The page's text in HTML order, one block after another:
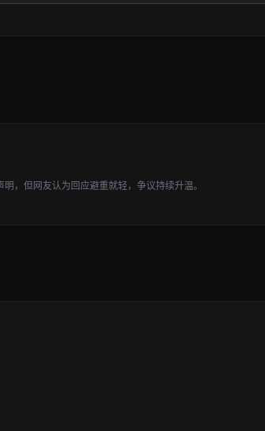
，但网友认为回应避重就轻，争议持续升温。